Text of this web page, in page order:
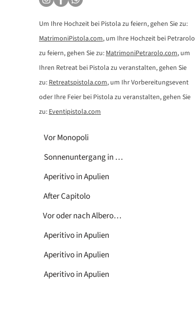
Um Ihre Hochzeit bei Pistola zu feiern, gehen Sie zu:
MatrimoniPistola.com, um Ihre Hochzeit bei Petrarolo
zu feiern, gehen Sie zu: MatrimoniPetrarolo.com, um
Ihren Retreat bei Pistola zu veranstalten, gehen Sie
zu: Retreatspistola.com, um Ihr Vorbereitungsevent
oder Ihre Feier bei Pistola zu veranstalten, gehen Sie
zu: Eventipistola.com
Vor Monopoli
Sonnenuntergang in Apulien
Aperitivo in Apulien
After Capitolo
Vor oder nach Alberobello
Aperitivo in Apulien
Aperitivo in Apulien
Aperitivo in Apulien